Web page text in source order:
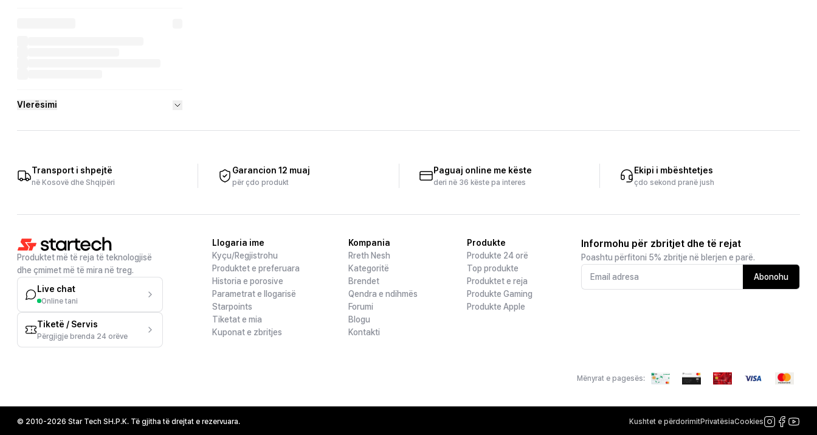
Vlerësimi
Transport i shpejtë
në Kosovë dhe Shqipëri
Garancion 12 muaj
për çdo produkt
Paguaj online me këste
deri në 36 këste pa interes
Ekipi i mbështetjes
çdo sekond pranë jush
Produktet më të reja të teknologjisë
dhe çmimet më të mira në treg.
Live chat
Online tani
Tiketë / Servis
Përgjigje brenda 24 orëve
Llogaria ime
Kyçu/Regjistrohu
Produktet e preferuara
Historia e porosive
Parametrat e llogarisë
Starpoints
Tiketat e mia
Kuponat e zbritjes
Kompania
Rreth Nesh
Kategoritë
Brendet
Qendra e ndihmës
Forumi
Blogu
Kontakti
Produkte
Produkte 24 orë
Top produkte
Produktet e reja
Produkte Gaming
Produkte Apple
Informohu për zbritjet dhe të rejat
Poashtu përfitoni 5% zbritje në blerjen e parë.
Abonohu
Mënyrat e pagesës:
© 2010-2026 Star Tech SH.P.K. Të gjitha të drejtat e rezervuara. Kushtet e përdorimitPrivatësiaCookies